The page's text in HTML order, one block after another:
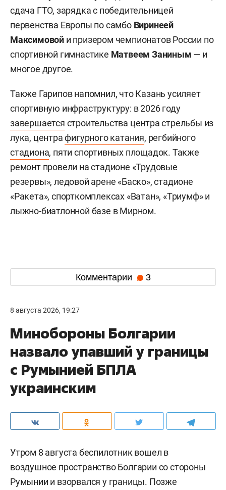
сдача ГТО, зарядка с победительницей
первенства Европы по самбо Виринеей
Максимовой и призером чемпионатов России по
спортивной гимнастике Матвеем Заниным — и
многое другое.
Также Гарипов напомнил, что Казань усиляет
спортивную инфраструктуру: в 2026 году
завершается строительства центра стрельбы из
лука, центра фигурного катания, регбийного
стадиона, пяти спортивных площадок. Также
ремонт провели на стадионе «Трудовые
резервы», ледовой арене «Баско», стадионе
«Ракета», спорткомплексах «Ватан», «Триумф» и
лыжно-биатлонной базе в Мирном.
Комментарии 3
8 августа 2026, 19:27
Минобороны Болгарии
назвало упавший у границы
с Румынией БПЛА
украинским
Утром 8 августа беспилотник вошел в
воздушное пространство Болгарии со стороны
Румынии и взорвался у границы. Позже